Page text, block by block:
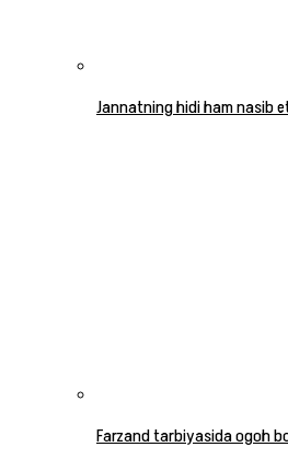
Jannatning hidi ham nasib
Farzand tarbiyasida ogoh